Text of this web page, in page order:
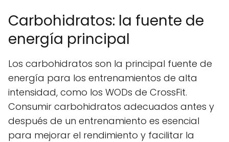
Carbohidratos: la fuente de
energía principal
Los carbohidratos son la principal fuente de
energía para los entrenamientos de alta
intensidad, como los WODs de CrossFit.
Consumir carbohidratos adecuados antes y
después de un entrenamiento es esencial
para mejorar el rendimiento y facilitar la